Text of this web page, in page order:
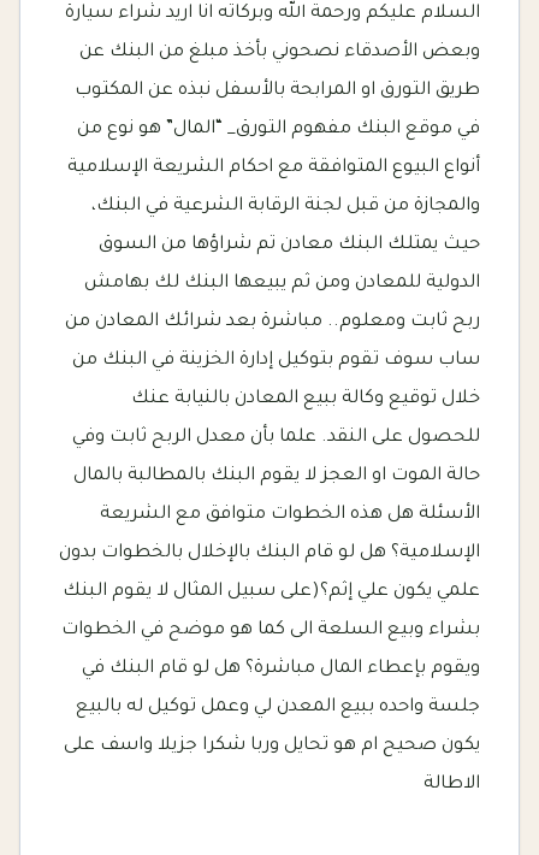
السلام عليكم ورحمة الله وبركاته انا اريد شراء سيارة
وبعض الأصدقاء نصحوني بأخذ مبلغ من البنك عن
طريق التورق او المرابحة بالأسفل نبذه عن المكتوب
في موقع البنك مفهوم التورق_ “المال” هو نوع من
أنواع البيوع المتوافقة مع احكام الشريعة الإسلامية
والمجازة من قبل لجنة الرقابة الشرعية في البنك،
حيث يمتلك البنك معادن تم شراؤها من السوق
الدولية للمعادن ومن ثم يبيعها البنك لك بهامش
ربح ثابت ومعلوم.. مباشرة بعد شرائك المعادن من
ساب سوف تقوم بتوكيل إدارة الخزينة في البنك من
خلال توقيع وكالة ببيع المعادن بالنيابة عنك
للحصول على النقد. علما بأن معدل الربح ثابت وفي
حالة الموت او العجز لا يقوم البنك بالمطالبة بالمال
الأسئلة هل هذه الخطوات متوافق مع الشريعة
الإسلامية؟ هل لو قام البنك بالإخلال بالخطوات بدون
علمي يكون علي إثم؟(على سبيل المثال لا يقوم البنك
بشراء وبيع السلعة الى كما هو موضح في الخطوات
ويقوم بإعطاء المال مباشرة؟ هل لو قام البنك في
جلسة واحده ببيع المعدن لي وعمل توكيل له بالبيع
يكون صحيح ام هو تحايل وربا شكرا جزيلا واسف على
الاطالة